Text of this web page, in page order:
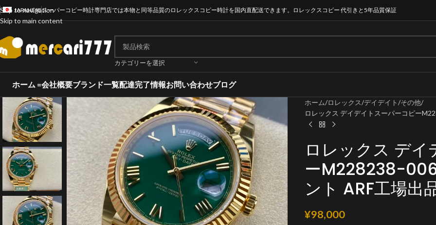
Skip to navigation
Skip to main content
JAPANESEスーパーコピー時計専門店では本物と同等品質のロレックスコピー時計を国内直配送できます。ロレックスコピー 代引きと5年品質保証
カテゴリーを選択
ホーム =会社概要ブランド一覧配達完了情報お問い合わせブログ
ホーム ロレックス デイデイト その他
ロレックス デイデイトスーパーコピー
ロレックス デ
ーM228238-
ント ARF工場出
¥98,000